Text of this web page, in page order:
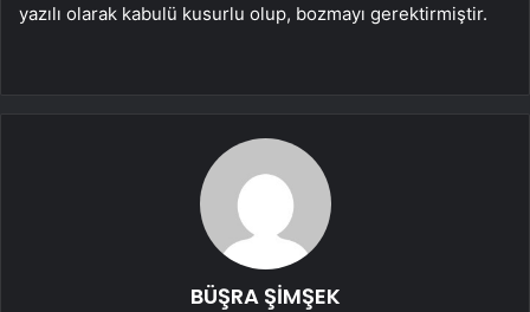
yazılı olarak kabulü kusurlu olup, bozmayı gerektirmiştir.
BÜŞRA ŞİMŞEK